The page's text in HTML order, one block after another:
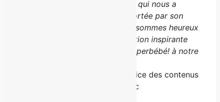
de production basée à Québec, qui nous a
proposé une série palpitante portée par son
grand succès en librairie. Nous sommes heureux
de compter sur cette collaboration inspirante
pour faire découvrir Guiby le superbébé! à notre
– Marysol Charbonneau, directrice des contenus
jeunesse et famille, Télé-Québec